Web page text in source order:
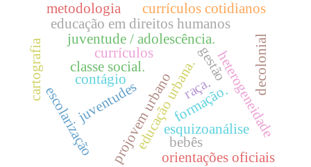
currículos
projovem urbano
juventude / adolescência.
e
d
u
c
a
ç
ã
o
u
r
b
a
n
a
.
classe social.
raça.
gestão
juventudes
escolarização
educação em direitos humanos
heterogeneidade
currículos cotidianos
esquizoanálise
formação.
decolonial
bebês
contágio
cartografia
orientações oficiais
metodologia